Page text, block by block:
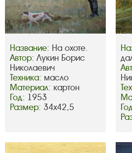
Название: На охоте.
Автор: Лукин Борис
Николаевич
Техника: масло
Материал: картон
Год: 1953
Размер: 34х42,5